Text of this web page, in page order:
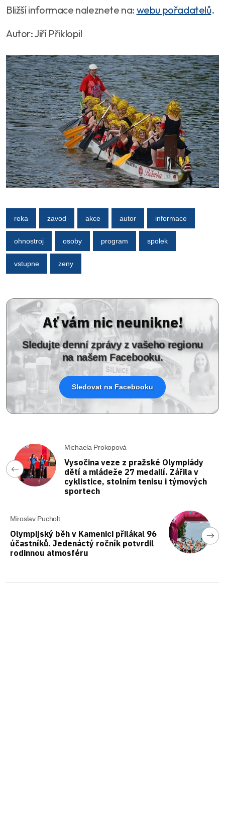
Bližší informace naleznete na: webu pořadatelů.
Autor: Jiří Přiklopil
reka zavod akce autor informace
ohnostroj osoby program spolek
vstupne zeny
Ať vám nic neunikne!
Sledujte denní zprávy z vašeho regionu
na našem Facebooku.
Sledovat na Facebooku
Michaela Prokopová
Vysočina veze z pražské Olympiády
dětí a mládeže 27 medailí. Zářila v
cyklistice, stolním tenisu i týmových
sportech
Miroslav Pucholt
Olympijský běh v Kamenici přilákal 96
účastníků. Jedenáctý ročník potvrdil
rodinnou atmosféru